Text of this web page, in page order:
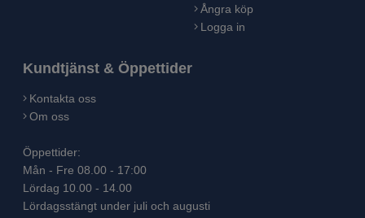
Ångra köp
Logga in
Kundtjänst & Öppettider
Kontakta oss
Om oss
Öppettider:
Mån - Fre 08.00 - 17:00
Lördag 10.00 - 14.00
Lördagsstängt under juli och augusti